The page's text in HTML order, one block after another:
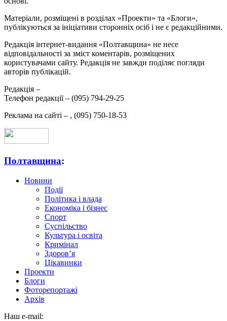
Матеріали, розміщені в розділах «Проекти» та «Блоги»,
публікуються за ініціативи сторонніх осіб і не є редакційними.
Редакція інтернет-видання «Полтавщина» не несе
відповідальності за зміст коментарів, розміщених
користувачами сайту. Редакція не завжди поділяє погляди
авторів публікацій.
Редакція –
Телефон редакції – (095) 794-29-25
Реклама на сайті – , (095) 750-18-53
Полтавщина:
Новини
Події
Політика і влада
Економіка і бізнес
Спорт
Суспільство
Культура і освіта
Кримінал
Здоров’я
Цікавинки
Проекти
Блоги
Фоторепортажі
Архів
Наш e-mail: